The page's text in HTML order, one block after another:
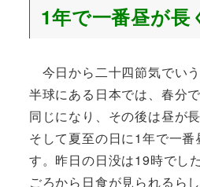
1年で一番昼が長
今日から二十四節気でい
半球にある日本では、春分
同じになり、その後は昼が
そして夏至の日に1年で一番
す。昨日の日没は19時でし
ごろから日食が見られるらし